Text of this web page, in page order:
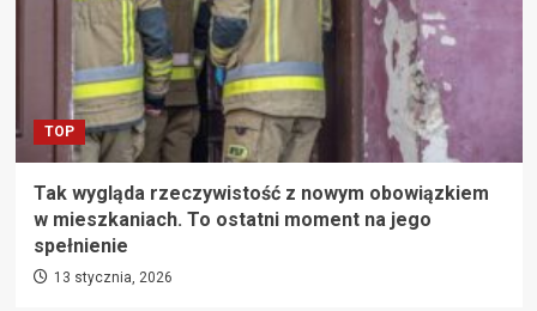
TOP
Tak wygląda rzeczywistość z nowym obowiązkiem
w mieszkaniach. To ostatni moment na jego
spełnienie
13 stycznia, 2026